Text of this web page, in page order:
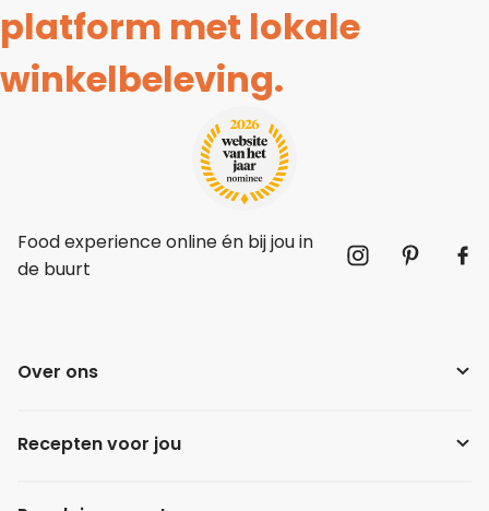
platform met lokale
winkelbeleving.
Food experience online én bij jou in
de buurt
Over ons
Recepten voor jou